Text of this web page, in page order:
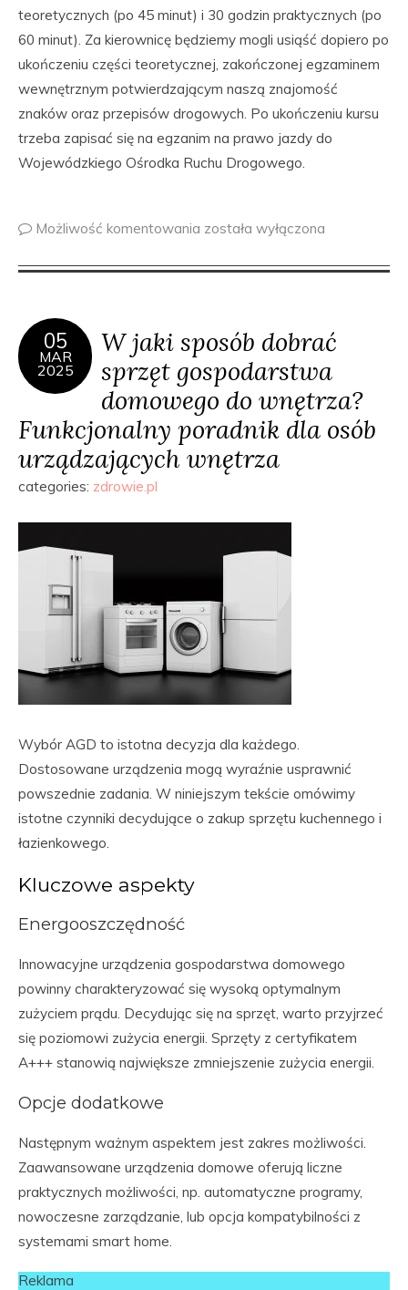
teoretycznych (po 45 minut) i 30 godzin praktycznych (po
60 minut). Za kierownicę będziemy mogli usiąść dopiero po
ukończeniu części teoretycznej, zakończonej egzaminem
wewnętrznym potwierdzającym naszą znajomość
znaków oraz przepisów drogowych. Po ukończeniu kursu
trzeba zapisać się na egzanim na prawo jazdy do
Wojewódzkiego Ośrodka Ruchu Drogowego.
Możliwość komentowania została wyłączona
05
MAR
2025
W jaki sposób dobrać
sprzęt gospodarstwa
domowego do wnętrza?
Funkcjonalny poradnik dla osób
urządzających wnętrza
categories: zdrowie.pl
Wybór AGD to istotna decyzja dla każdego.
Dostosowane urządzenia mogą wyraźnie usprawnić
powszednie zadania. W niniejszym tekście omówimy
istotne czynniki decydujące o zakup sprzętu kuchennego i
łazienkowego.
Kluczowe aspekty
Energooszczędność
Innowacyjne urządzenia gospodarstwa domowego
powinny charakteryzować się wysoką optymalnym
zużyciem prądu. Decydując się na sprzęt, warto przyjrzeć
się poziomowi zużycia energii. Sprzęty z certyfikatem
A+++ stanowią największe zmniejszenie zużycia energii.
Opcje dodatkowe
Następnym ważnym aspektem jest zakres możliwości.
Zaawansowane urządzenia domowe oferują liczne
praktycznych możliwości, np. automatyczne programy,
nowoczesne zarządzanie, lub opcja kompatybilności z
systemami smart home.
Reklama